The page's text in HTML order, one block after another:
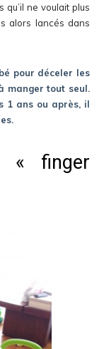
ne voulait plus
alors lancés dans
pour déceler les
manger tout seul.
1 ans ou après, il
« finger